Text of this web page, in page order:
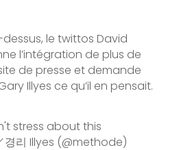
le twittos David
l’intégration de plus de
de presse et demande
Illyes ce qu’il en pensait.
stress about this
경리 Illyes (@methode)